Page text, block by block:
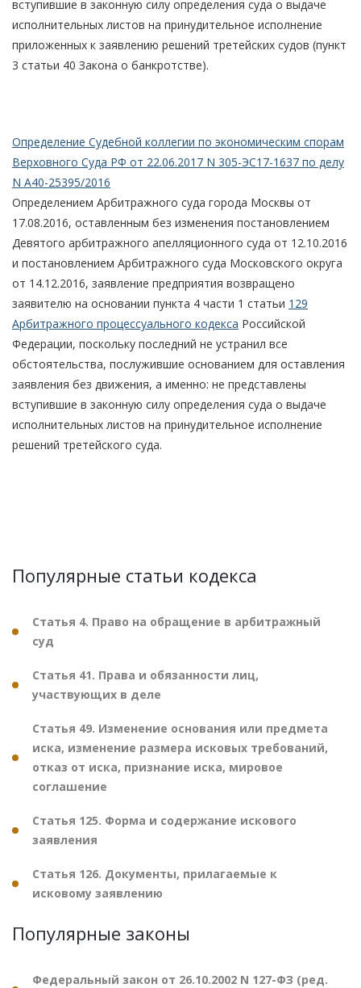
вступившие в законную силу определения суда о выдаче
исполнительных листов на принудительное исполнение
приложенных к заявлению решений третейских судов (пункт
3 статьи 40 Закона о банкротстве).
Определение Судебной коллегии по экономическим спорам
Верховного Суда РФ от 22.06.2017 N 305-ЭС17-1637 по делу
N А40-25395/2016
Определением Арбитражного суда города Москвы от
17.08.2016, оставленным без изменения постановлением
Девятого арбитражного апелляционного суда от 12.10.2016
и постановлением Арбитражного суда Московского округа
от 14.12.2016, заявление предприятия возвращено
заявителю на основании пункта 4 части 1 статьи 129
Арбитражного процессуального кодекса Российской
Федерации, поскольку последний не устранил все
обстоятельства, послужившие основанием для оставления
заявления без движения, а именно: не представлены
вступившие в законную силу определения суда о выдаче
исполнительных листов на принудительное исполнение
решений третейского суда.
Популярные статьи кодекса
Статья 4. Право на обращение в арбитражный
суд
Статья 41. Права и обязанности лиц,
участвующих в деле
Статья 49. Изменение основания или предмета
иска, изменение размера исковых требований,
отказ от иска, признание иска, мировое
соглашение
Статья 125. Форма и содержание искового
заявления
Статья 126. Документы, прилагаемые к
исковому заявлению
Популярные законы
Федеральный закон от 26.10.2002 N 127-ФЗ (ред.